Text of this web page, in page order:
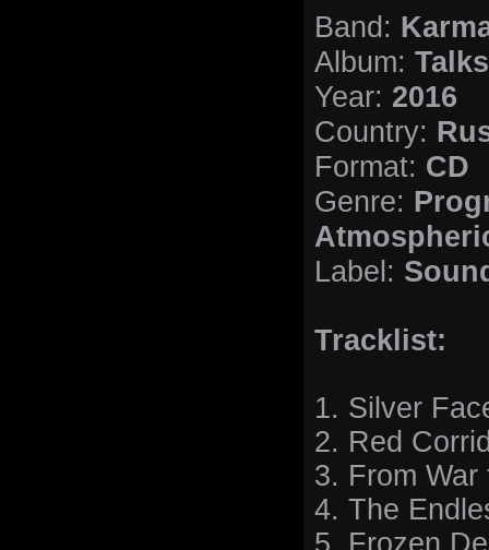
Band:
Album:
Year: 2016
Country:
Format: CD
Genre:
Label:
Tracklist:
1. Silver
2. Red
3. From War
4. The
5. Frozen